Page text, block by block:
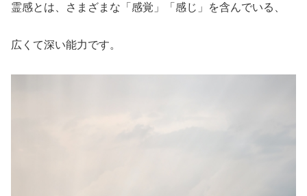
霊感とは、さまざまな「感覚」「感じ」を含んでいる、
広くて深い能力です。